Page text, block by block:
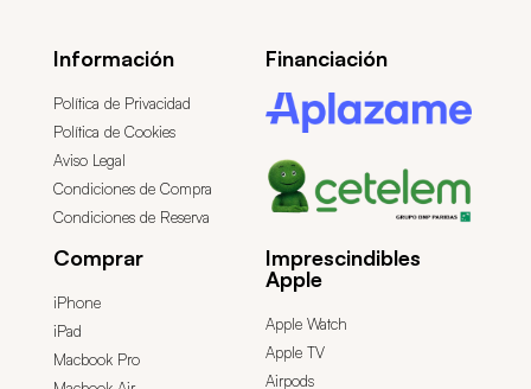
Información
Política de Privacidad
Política de Cookies
Aviso Legal
Condiciones de Compra
Condiciones de Reserva
Financiación
Comprar
iPhone
iPad
Macbook Pro
Imprescindibles
Apple
Apple Watch
Apple TV
Airpods